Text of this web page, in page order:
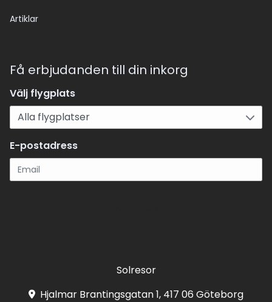
Artiklar
Få erbjudanden till din inkorg
Välj flygplats
E-postadress
Solresor
Hjalmar Brantingsgatan 1, 417 06 Göteborg